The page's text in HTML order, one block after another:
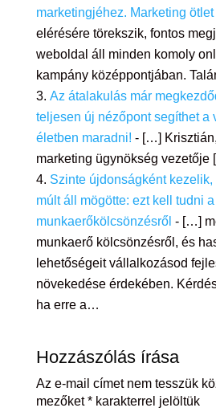
marketingjéhez. Marketing ötlet
elérésére törekszik, fontos
weboldal áll minden komoly
kampány középpontjában.
Az átalakulás már
teljesen új nézőpont segíthet a
életben maradni! - […]
marketing ügynökség vezetője
Szinte újdonságként
múlt áll mögötte: ezt kell tudni a
munkaerőkölcsönzésről - […]
munkaerő kölcsönzésről, és
lehetőségeit vállalkozásod
növekedése érdekében.
ha erre a…
Hozzászólás írása
Az e-mail címet nem tesszük
mezőket*karakterrel jelöltük